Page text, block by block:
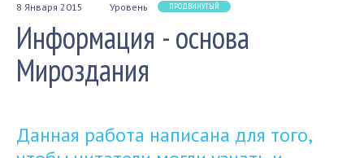
8 Января 2015 Уровень ПРОДВИНУТЫЙ
Информация - основа
Мироздания
Данная работа написана для того,